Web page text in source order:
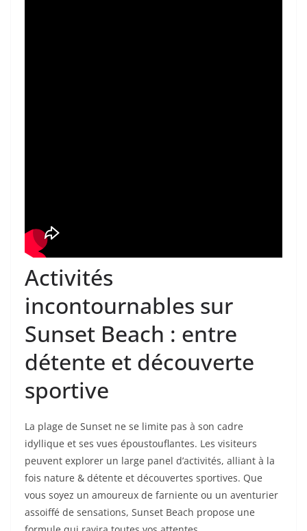
Activités
incontournables sur
Sunset Beach : entre
détente et découverte
sportive
La plage de Sunset ne se limite pas à son cadre
idyllique et ses vues époustouflantes. Les visiteurs
peuvent explorer un large panel d’activités, alliant à la
fois nature & détente et découvertes sportives. Que
vous soyez un amoureux de farniente ou un aventurier
assoiffé de sensations, Sunset Beach propose une